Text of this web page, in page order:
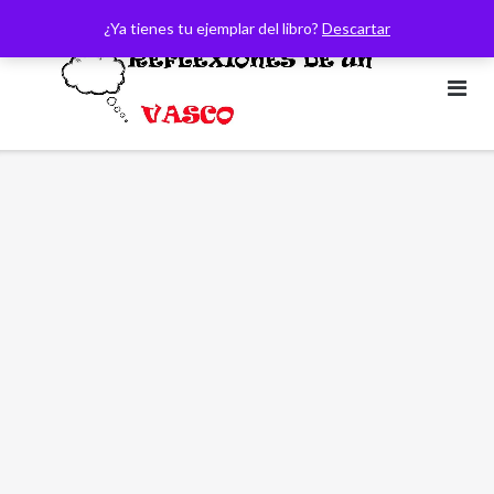
¿Ya tienes tu ejemplar del libro? Descartar
contenido